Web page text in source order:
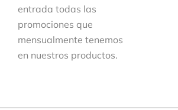
entrada todas las
promociones que
mensualmente tenemos
en nuestros productos.